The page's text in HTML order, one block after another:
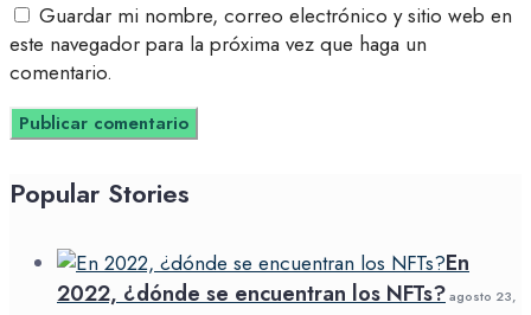
Guardar mi nombre, correo electrónico y sitio web en
este navegador para la próxima vez que haga un
comentario.
Popular Stories
En
2022, ¿dónde se encuentran los NFTs?agosto 23,